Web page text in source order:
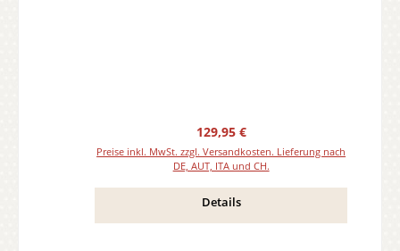
Regulärer Preis:
129,95 €
Preise inkl. MwSt. zzgl. Versandkosten. Lieferung nach
DE, AUT, ITA und CH.
Details